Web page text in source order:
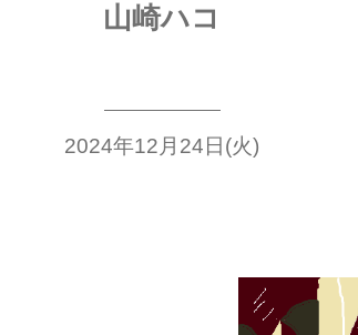
山崎ハコ
2024年12月24日(火)